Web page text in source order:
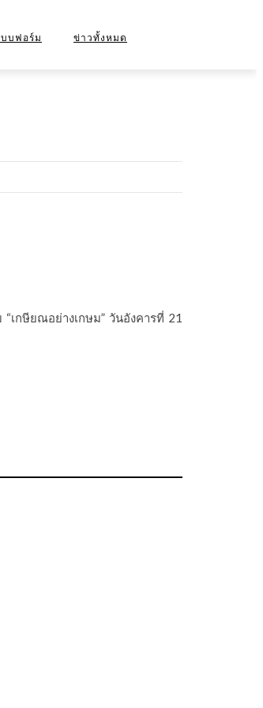
บฟอร์ม ข่าวทั้งหมด
กษียณอย่างเกษม” วันอังคารที่ 21